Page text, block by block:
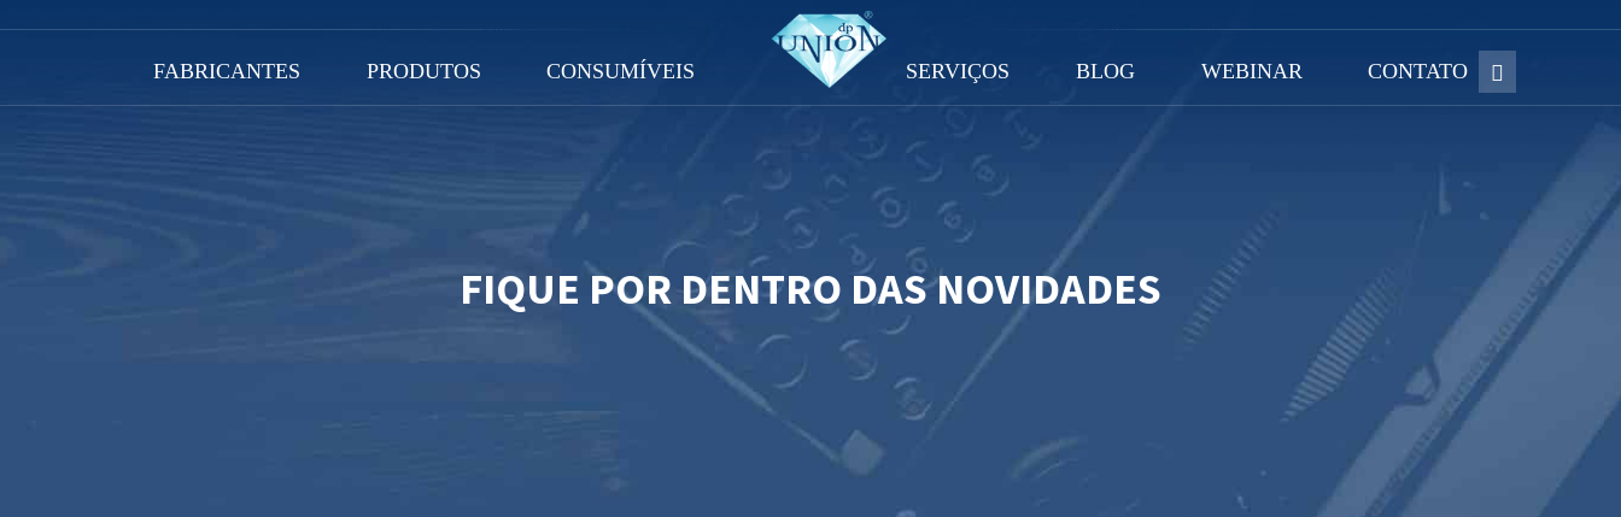
FABRICANTES PRODUTOS CONSUMÍVEIS SERVIÇOS BLOG WEBINAR CONTATO
FIQUE POR DENTRO DAS NOVIDADES